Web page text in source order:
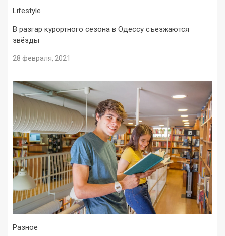
Lifestyle
В разгар курортного сезона в Одессу съезжаются
звёзды
28 февраля, 2021
Разное